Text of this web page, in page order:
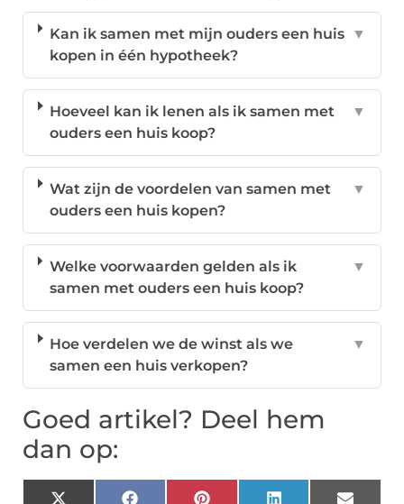
Kan ik samen met mijn ouders een huis
kopen in één hypotheek?
▼
Hoeveel kan ik lenen als ik samen met
ouders een huis koop?
▼
Wat zijn de voordelen van samen met
ouders een huis kopen?
▼
Welke voorwaarden gelden als ik
samen met ouders een huis koop?
▼
Hoe verdelen we de winst als we
samen een huis verkopen?
▼
Goed artikel? Deel hem
dan op: